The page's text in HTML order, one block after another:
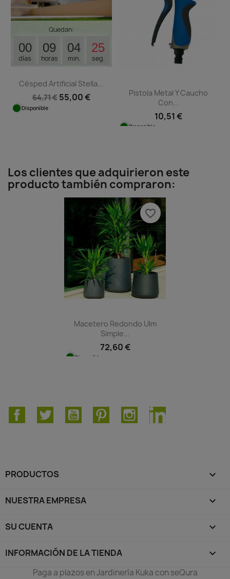
Quedan:
00
días
09
horas
04
min.
24
seg.
Césped Artificial Stella...
64,71 € 55,00 €
Disponible
Pistola Metal Y Caucho
Con...
10,51 €
Disponible
Los clientes que adquirieron este
producto también compraron:
Macetero Redondo Ulm
Simple...
72,60 €
Disponible
favorite_border
FacebookTwitter YouTube PinterestInstagramLinkedIn
PRODUCTOS 
NUESTRA EMPRESA 
SU CUENTA 
INFORMACIÓN DE LA TIENDA keyboard_arrow_down
Paga a plazos en Jardinería Kuka con seQura